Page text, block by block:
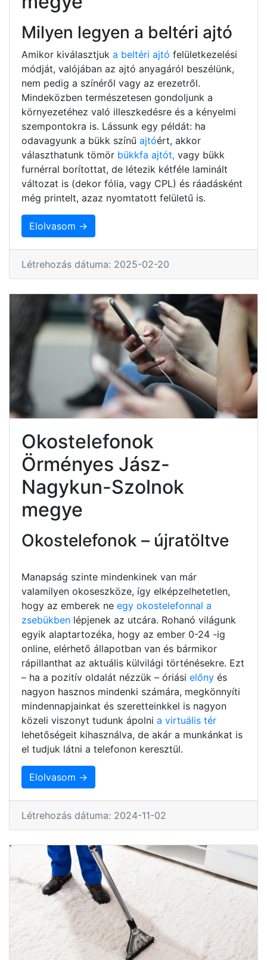
Milyen legyen a beltéri ajtó
Amikor kiválasztjuk a beltéri ajtó felületkezelési
módját, valójában az ajtó anyagáról beszélünk,
nem pedig a színéről vagy az erezetről.
Mindeközben természetesen gondoljunk a
környezetéhez való illeszkedésre és a kényelmi
szempontokra is. Lássunk egy példát: ha
odavagyunk a bükk színű ajtóért, akkor
választhatunk tömör bükkfa ajtót, vagy bükk
furnérral borítottat, de létezik kétféle laminált
változat is (dekor fólia, vagy CPL) és ráadásként
még printelt, azaz nyomtatott felületű is.
Elolvasom →
Létrehozás dátuma: 2025-02-20
Okostelefonok
Örményes Jász-
Nagykun-Szolnok
megye
Okostelefonok – újratöltve
Manapság szinte mindenkinek van már
valamilyen okoseszköze, így elképzelhetetlen,
hogy az emberek ne egy okostelefonnal a
zsebükben lépjenek az utcára. Rohanó világunk
egyik alaptartozéka, hogy az ember 0-24 -ig
online, elérhető állapotban van és bármikor
rápillanthat az aktuális külvilági történésekre. Ezt
– ha a pozitív oldalát nézzük – óriási előny és
nagyon hasznos mindenki számára, megkönnyíti
mindennapjainkat és szeretteinkkel is nagyon
közeli viszonyt tudunk ápolni a virtuális tér
lehetőségeit kihasználva, de akár a munkánkat is
el tudjuk látni a telefonon keresztül.
Elolvasom →
Létrehozás dátuma: 2024-11-02